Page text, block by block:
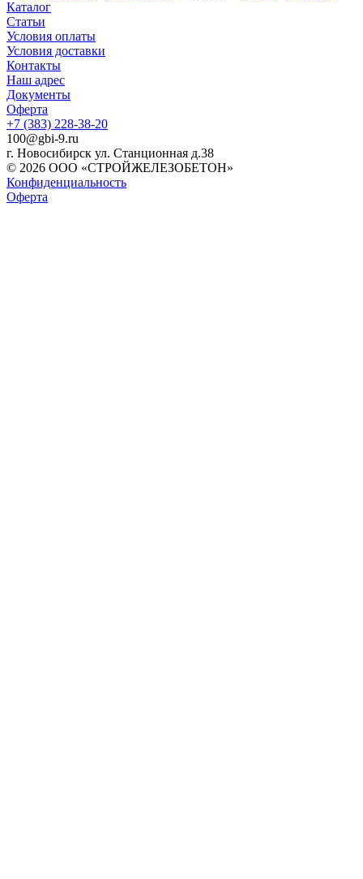
Каталог
Статьи
Условия оплаты
Условия доставки
Контакты
Наш адрес
Документы
Оферта
+7 (383) 228-38-20
100@gbi-9.ru
г. Новосибирск ул. Станционная д.38
© 2026 ООО «СТРОЙЖЕЛЕЗОБЕТОН»
Конфиденциальность
Оферта